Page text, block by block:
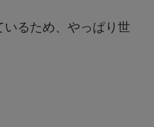
るため、やっぱり世